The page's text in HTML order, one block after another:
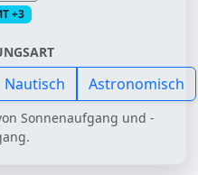
+3
Nautisch Astronomisch
Sonnenaufgang und -